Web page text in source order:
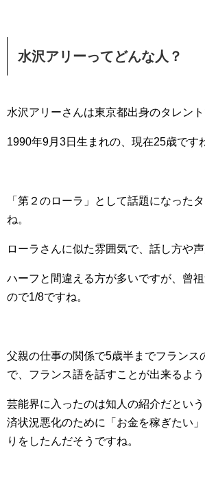
水沢アリーってどんな人？
水沢アリーさんは東京都出身のタレント
1990年9月3日生まれの、現在25歳です
「第２のローラ」として話題になった
ね。
ローラさんに似た雰囲気で、話し方や声
ハーフと間違える方が多いですが、曾
ので1/8ですね。
父親の仕事の関係で5歳半までフランス
で、フランス語を話すことが出来るよう
芸能界に入ったのは知人の紹介だとい
済状況悪化のために「お金を稼ぎたい
りをしたんだそうですね。